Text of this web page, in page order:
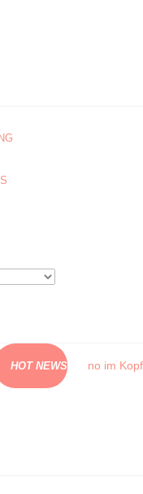
HOT NEWSDas Kino im Kopf: